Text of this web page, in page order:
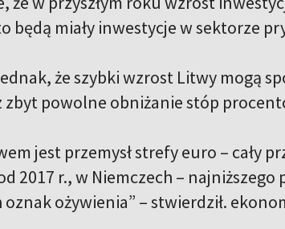
będą miały inwestycje w sektorze
że szybki wzrost Litwy mogą
zbyt powolne obniżanie stóp
jest przemysł strefy euro – cały
2017 r., w Niemczech – najniższego
ożywienia” – stwierdził.